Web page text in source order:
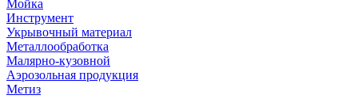
Мойка
Инструмент
Укрывочный материал
Металлообработка
Малярно-кузовной
Аэрозольная продукция
Метиз